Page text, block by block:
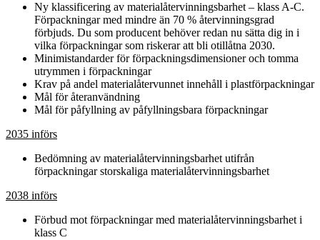
Ny klassificering av materialåtervinningsbarhet – klass A-C.
Förpackningar med mindre än 70 % återvinningsgrad
förbjuds. Du som producent behöver redan nu sätta dig in i
vilka förpackningar som riskerar att bli otillåtna 2030.
Minimistandarder för förpackningsdimensioner och tomma
utrymmen i förpackningar
Krav på andel materialåtervunnet innehåll i plastförpackningar
Mål för återanvändning
Mål för påfyllning av påfyllningsbara förpackningar
2035 införs
Bedömning av materialåtervinningsbarhet utifrån
förpackningar storskaliga materialåtervinningsbarhet
2038 införs
Förbud mot förpackningar med materialåtervinningsbarhet i
klass C